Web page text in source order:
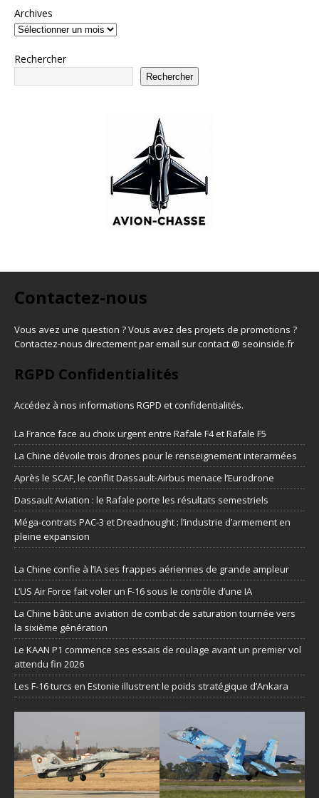
Archives
Rechercher
Rechercher
Contactez-nous
Vous avez une question ? Vous avez des projets de promotions ?
Contactez-nous directement par email sur contact @ seoinside.fr
RGPD Confidentialités
Accédez à nos informations RGPD et confidentialités.
La France face au choix urgent entre Rafale F4 et Rafale F5
La Chine dévoile trois drones pour le renseignement interarmées
Après le SCAF, le conflit Dassault-Airbus menace l’Eurodrone
Dassault Aviation : le Rafale porte les résultats semestriels
Méga-contrats PAC-3 et Dreadnought : l’industrie d’armement en
pleine expansion
La Chine confie à l’IA ses frappes aériennes de grande ampleur
L’US Air Force fait voler un F-16 sous le contrôle d’une IA
La Chine bâtit une aviation de combat de saturation tournée vers
la sixième génération
Le KAAN P1 commence ses essais de roulage avant un premier vol
attendu fin 2026
Les F-16 turcs en Estonie illustrent le poids stratégique d’Ankara